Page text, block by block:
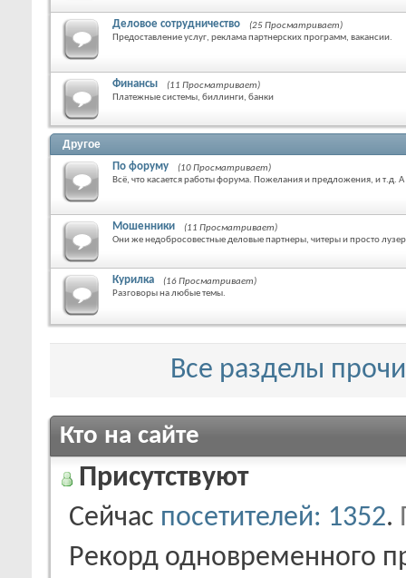
Деловое сотрудничество
(25 Просматривает)
Предоставление услуг, реклама партнерских программ, вакансии.
Финансы
(11 Просматривает)
Платежные системы, биллинги, банки
Другое
По форуму
(10 Просматривает)
Всё, что касается работы форума. Пожелания и предложения, и т.д.
Мошенники
(11 Просматривает)
Они же недобросовестные деловые партнеры, читеры и просто
Курилка
(16 Просматривает)
Разговоры на любые темы.
Все разделы
Кто на сайте
Присутствуют
Сейчас посетителей: 1352.
Рекорд одновременного